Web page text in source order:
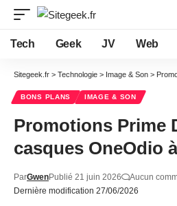
Tech Geek JV Web
Sitegeek.fr > Technologie > Image & Son >
BONS PLANS IMAGE & SON
Promotions Prime
casques OneOdio
Dernière modification 27/06/2026
ParGwenPublié 21 juin 2026 Aucun